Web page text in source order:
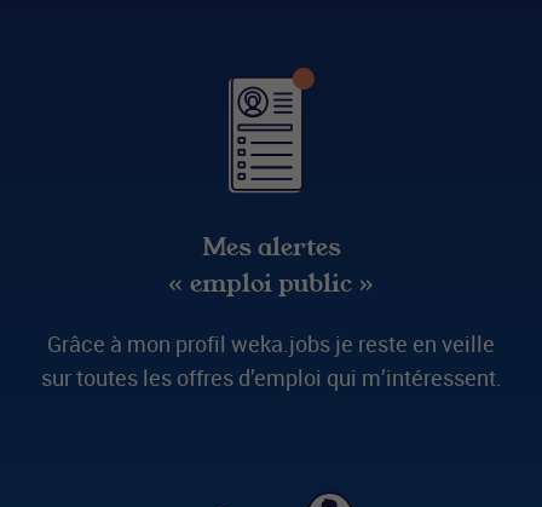
Mes alertes
« emploi public »
Grâce à mon profil weka.jobs je reste en veille
sur toutes les offres d’emploi qui m’intéressent.